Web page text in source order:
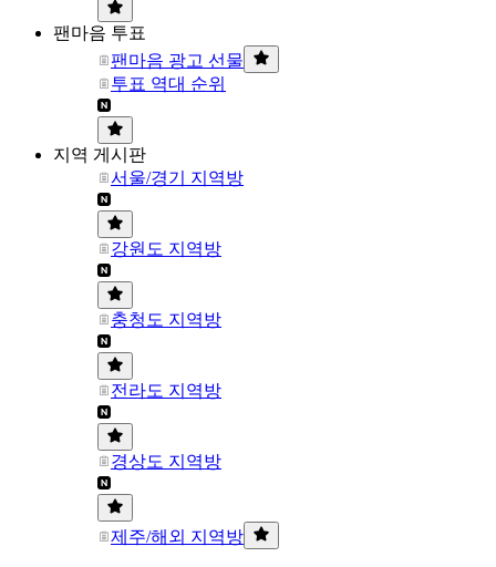
팬마음 투표
팬마음 광고 선물
투표 역대 순위
지역 게시판
서울/경기 지역방
강원도 지역방
충청도 지역방
전라도 지역방
경상도 지역방
제주/해외 지역방